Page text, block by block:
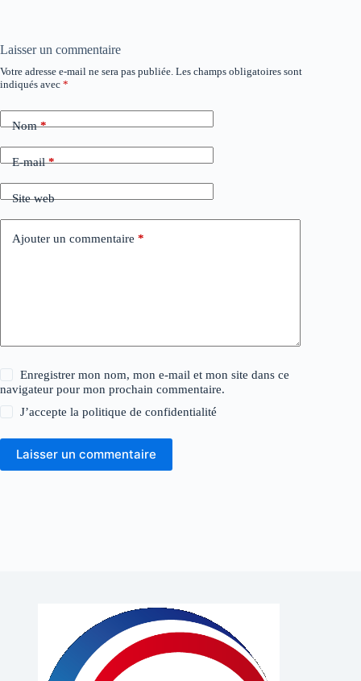
Laisser un commentaire
Votre adresse e-mail ne sera pas publiée. Les champs obligatoires sont
indiqués avec *
Nom*
E-mail*
Site web
Ajouter un commentaire *
Enregistrer mon nom, mon e-mail et mon site dans ce
navigateur pour mon prochain commentaire.
J’accepte lapolitique de confidentialité
Laisser un commentaire